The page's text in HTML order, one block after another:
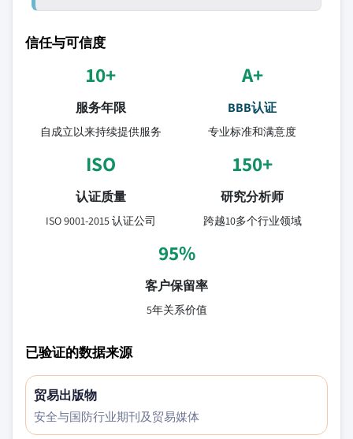
信任与可信度
10+
服务年限
自成立以来持续提供服务
A+
BBB认证
专业标准和满意度
ISO
认证质量
ISO 9001-2015 认证公司
150+
研究分析师
跨越10多个行业领域
95%
客户保留率
5年关系价值
已验证的数据来源
贸易出版物
安全与国防行业期刊及贸易媒体